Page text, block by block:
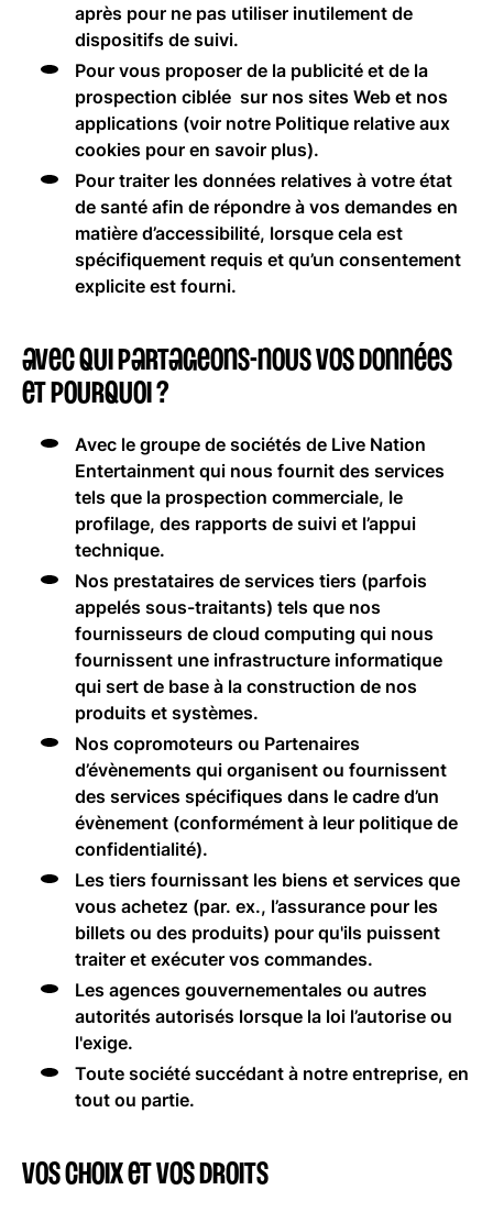
après pour ne pas utiliser inutilement de
dispositifs de suivi.
Pour vous proposer de la publicité et de la
prospection ciblée sur nos sites Web et nos
applications (voir notre Politique relative aux
cookies pour en savoir plus).
Pour traiter les données relatives à votre état
de santé afin de répondre à vos demandes en
matière d’accessibilité, lorsque cela est
spécifiquement requis et qu’un consentement
explicite est fourni.
Avec qui partageons-nous vos données
et pourquoi ?
Avec le groupe de sociétés de Live Nation
Entertainment qui nous fournit des services
tels que la prospection commerciale, le
profilage, des rapports de suivi et l’appui
technique.
Nos prestataires de services tiers (parfois
appelés sous-traitants) tels que nos
fournisseurs de cloud computing qui nous
fournissent une infrastructure informatique
qui sert de base à la construction de nos
produits et systèmes.
Nos copromoteurs ou Partenaires
d’évènements qui organisent ou fournissent
des services spécifiques dans le cadre d’un
évènement (conformément à leur politique de
confidentialité).
Les tiers fournissant les biens et services que
vous achetez (par. ex., l’assurance pour les
billets ou des produits) pour qu'ils puissent
traiter et exécuter vos commandes.
Les agences gouvernementales ou autres
autorités autorisés lorsque la loi l’autorise ou
l'exige.
Toute société succédant à notre entreprise, en
tout ou partie.
Vos choix et vos droits